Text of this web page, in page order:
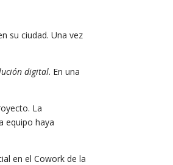
su ciudad. Una vez
digital. En una
La
equipo haya
en el Cowork de la